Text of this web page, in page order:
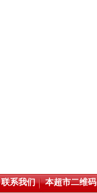
联系我们 本超市二维码